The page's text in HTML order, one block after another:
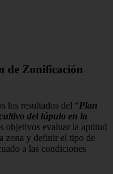
de Zonificación
los resultados del “Plan
del lúpulo en la
objetivos evaluar la aptitud
zona y definir el tipo de
a las condiciones